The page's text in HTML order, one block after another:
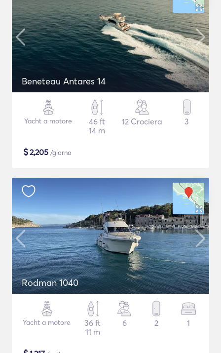
Beneteau Antares 14
Yacht a motore
46 ft
14 m
12 Crociera 3
$2,205 /giorno
Rodman 1040
Yacht a motore
36 ft
11 m
6 2 1